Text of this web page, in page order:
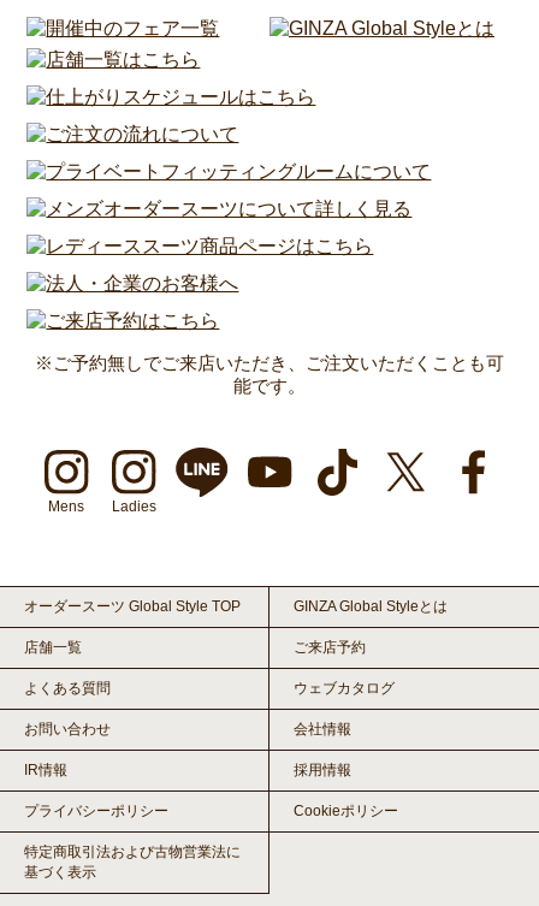
※ご予約無しでご来店いただき、ご注文いただくことも可
能です。
Mens Ladies
オーダースーツ Global Style TOP GINZA Global Styleとは
店舗一覧 ご来店予約
よくある質問 ウェブカタログ
お問い合わせ 会社情報
IR情報 採用情報
プライバシーポリシー Cookieポリシー
特定商取引法および古物営業法に
基づく表示